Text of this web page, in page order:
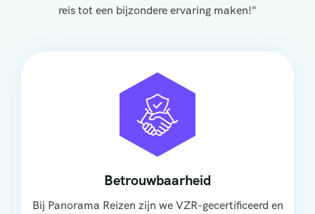
reis tot een bijzondere ervaring maken!"
Betrouwbaarheid
Bij Panorama Reizen zijn we VZR-gecertificeerd en